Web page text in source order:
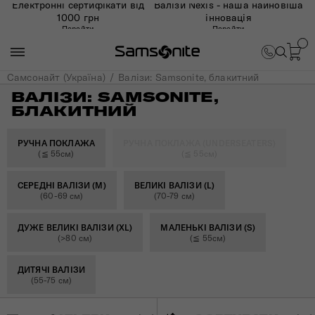
Електронні сертифікати від
1000 грн
Перейти
Валізи Nexis - наша найновіша
інновація
Перейти
Самсонайт (Україна) Валізи: Samsonite, блакитний
ВАЛІЗИ: SAMSONITE,
БЛАКИТНИЙ
РУЧНА ПОКЛАЖА
(≦ 55см)
СЕРЕДНІ ВАЛІЗИ (M)
(60-69 см)
ВЕЛИКІ ВАЛІЗИ (L)
(70-79 см)
ДУЖЕ ВЕЛИКІ ВАЛІЗИ (XL)
(>80 см)
МАЛЕНЬКІ ВАЛІЗИ (S)
(≦ 55см)
ДИТЯЧІ ВАЛІЗИ
(55-75 см)